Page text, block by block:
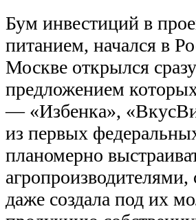
Бум инвестиций в
питанием, начался в
Москве открылся
предложением
— «Избенка»,
из первых
планомерно
агропроизводителями,
даже создала под их